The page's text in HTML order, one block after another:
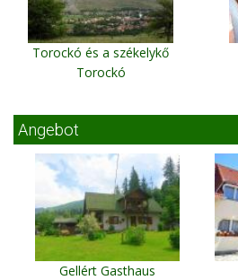
Torockó és a székelykő
Torockó
Angebot
Gellért Gasthaus